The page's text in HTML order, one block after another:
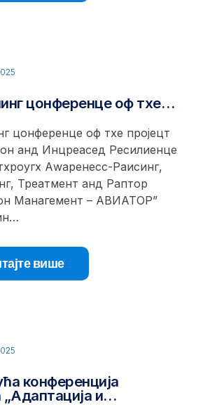
цонференце оф тхе…
цонференце оф тхе пројецт
анд Инцреасед Ресилиенце
Аwаренесс-Раисинг,
Треатмент анд Раптор
Манагемент – АВИАТОР”
више
конференција
„Адаптација и…